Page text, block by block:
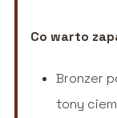
Co warto
Bronzer
tony